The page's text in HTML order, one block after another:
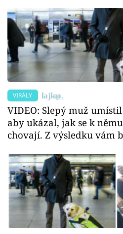
VIRÁLY
VIDEO: Slepý muž
aby ukázal, jak se k
chovají. Z výsledku vám